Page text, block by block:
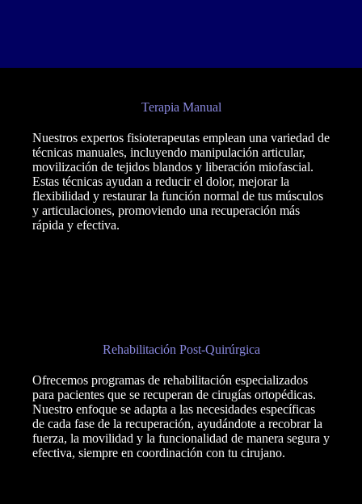
Terapia Manual
Nuestros expertos fisioterapeutas emplean una variedad de
técnicas manuales, incluyendo manipulación articular,
movilización de tejidos blandos y liberación miofascial.
Estas técnicas ayudan a reducir el dolor, mejorar la
flexibilidad y restaurar la función normal de tus músculos
y articulaciones, promoviendo una recuperación más
rápida y efectiva.
Rehabilitación Post-Quirúrgica
Ofrecemos programas de rehabilitación especializados
para pacientes que se recuperan de cirugías ortopédicas.
Nuestro enfoque se adapta a las necesidades específicas
de cada fase de la recuperación, ayudándote a recobrar la
fuerza, la movilidad y la funcionalidad de manera segura y
efectiva, siempre en coordinación con tu cirujano.